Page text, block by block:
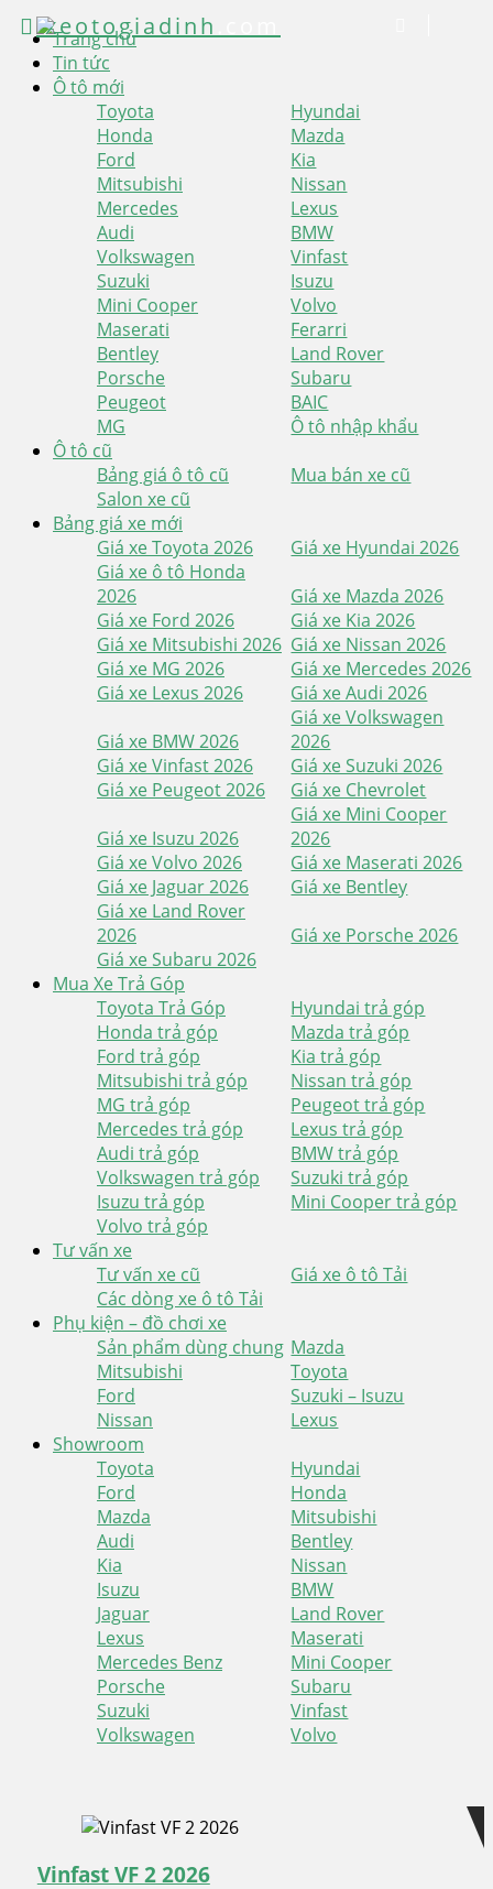
Trang chủ
Tin tức
Ô tô mới
Toyota
Hyundai
Honda
Mazda
Ford
Kia
Mitsubishi
Nissan
Mercedes
Lexus
Audi
BMW
Volkswagen
Vinfast
Suzuki
Isuzu
Mini Cooper
Volvo
Maserati
Ferarri
Bentley
Land Rover
Porsche
Subaru
Peugeot
BAIC
MG
Ô tô nhập khẩu
Ô tô cũ
Bảng giá ô tô cũ
Mua bán xe cũ
Salon xe cũ
Bảng giá xe mới
Giá xe Toyota 2026
Giá xe Hyundai 2026
Giá xe ô tô Honda
2026
Giá xe Mazda 2026
Giá xe Ford 2026
Giá xe Kia 2026
Giá xe Mitsubishi 2026 Giá xe Nissan 2026
Giá xe MG 2026
Giá xe Mercedes 2026
Giá xe Lexus 2026
Giá xe Audi 2026
Giá xe BMW 2026
Giá xe Volkswagen
2026
Giá xe Vinfast 2026
Giá xe Suzuki 2026
Giá xe Peugeot 2026
Giá xe Chevrolet
Giá xe Isuzu 2026
Giá xe Mini Cooper
2026
Giá xe Volvo 2026
Giá xe Maserati 2026
Giá xe Jaguar 2026
Giá xe Bentley
Giá xe Land Rover
2026
Giá xe Porsche 2026
Giá xe Subaru 2026
Mua Xe Trả Góp
Toyota Trả Góp
Hyundai trả góp
Honda trả góp
Mazda trả góp
Ford trả góp
Kia trả góp
Mitsubishi trả góp
Nissan trả góp
MG trả góp
Peugeot trả góp
Mercedes trả góp
Lexus trả góp
Audi trả góp
BMW trả góp
Volkswagen trả góp
Suzuki trả góp
Isuzu trả góp
Mini Cooper trả góp
Volvo trả góp
Tư vấn xe
Tư vấn xe cũ
Giá xe ô tô Tải
Các dòng xe ô tô Tải
Phụ kiện – đồ chơi xe
Sản phẩm dùng chung Mazda
Mitsubishi
Toyota
Ford
Suzuki – Isuzu
Nissan
Lexus
Showroom
Toyota
Hyundai
Ford
Honda
Mazda
Mitsubishi
Audi
Bentley
Kia
Nissan
Isuzu
BMW
Jaguar
Land Rover
Lexus
Maserati
Mercedes Benz
Mini Cooper
Porsche
Subaru
Suzuki
Vinfast
Volkswagen
Volvo
xeotogiadinh
navigation
Vinfast VF 2 2026